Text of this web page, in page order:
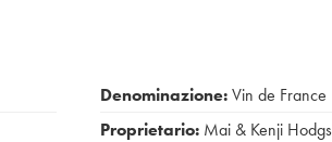
Denominazione:Vin de France
Proprietario: Mai & Kenji